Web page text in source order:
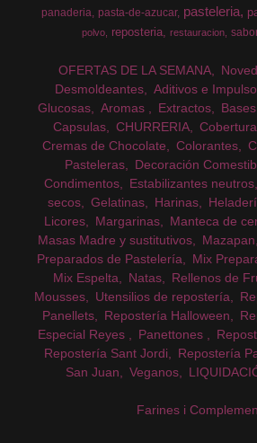
panaderia pasta-de-azucar pasteleria
polvo
reposteria restauracion
OFERTAS DE LA SEMANA
Desmoldeantes
Aditivos e
Glucosas
Aromas Extractos
Capsulas
CHURRERIA
Cremas de Chocolate
Colorantes
Pasteleras
Decoración
Condimentos
Estabilizantes neutros
secos
Gelatinas Harinas
Licores
Margarinas Manteca de
Masas Madre y sustitutivos
Mazapan
Preparados de Pastelería
Mix
Mix Espelta
Natas Rellenos de
Mousses
Utensilios de repostería
Panellets
Repostería Halloween
Especial Reyes
Panettones
Repostería Sant Jordi
Repostería
San Juan
Veganos
Farines i